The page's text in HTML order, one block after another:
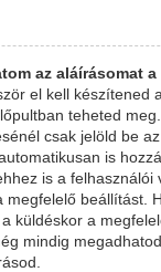
az aláírásomat
el kell készítened
teheted
csak jelöld be
is
is a felhasználói
megfelelő beállítást.
küldéskor a
mindig